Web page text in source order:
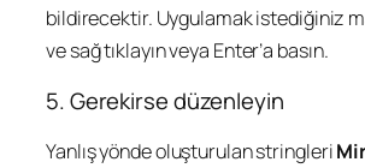
bildirecektir. Uygulamak istediğiniz
ve sağ tıklayın veya Enter’a basın.
5. Gerekirse düzenleyin
Yanlış yönde oluşturulan stringleri